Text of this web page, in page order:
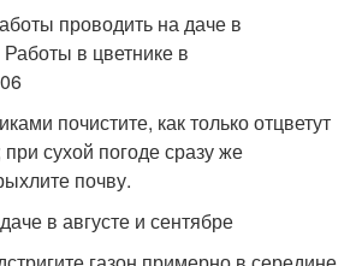
почистите, как только отцветут
сухой погоде сразу же
почву.
в августе и сентябре